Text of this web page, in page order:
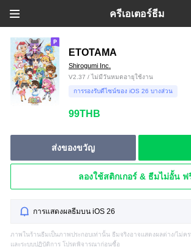
ครีเอเตอร์ธีม
ETOTAMA
Shirogumi Inc.
V2.37 / ไม่มีวันหมดอายุใช้งาน
การรองรับดีไซน์ของ iOS 26 บางส่วน
99THB
ส่งของขวัญ
ลองใช้สติกเกอร์ & ธีมไม่อั้น ฟ
การแสดงผลธีมบน iOS 26
ภาพในร้านธีมเป็นภาพประกอบเท่านั้น ธีมจริงอาจแสดงผลต่าง/ไม่ค
และระบบปฏิบัติการ โปรดพิจารณาก่อนซื้อ